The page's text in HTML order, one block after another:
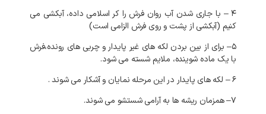
۴– با جاری شدن آب روان فرش را کر اسلامی داده، آبکشی می
کنیم (آبکشی از پشت و روی فرش الزامی است)
۵– برای از بین بردن لکه های غیر پایدار و چربی های رونده،فرش
با یک ماده شوینده، ملایمشسته می شود.
۶– لکه های پایدار در این مرحله نمایان و آشکار می شوند.
۷–همزمان ریشه ها به آرامی شستشو می شوند.